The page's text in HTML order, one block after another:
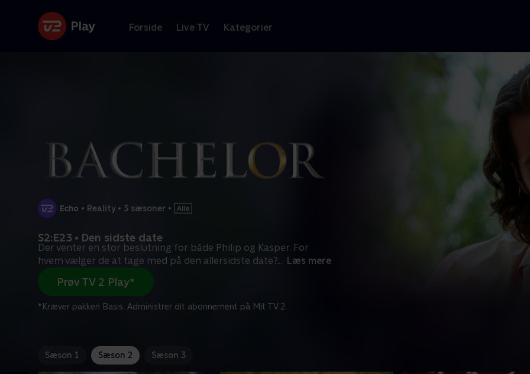
Forside Live TV Kategorier
• Reality • 3 sæsoner •
S2:E23 • Den sidste date
Der venter en stor beslutning for både Philip og Kasper. For
hvem vælger de at tage med på den allersidste date?... Læs mere
Prøv TV 2 Play*
*Kræver pakken Basis. Administrer dit abonnement på Mit TV 2.
Sæson 1 Sæson 2 Sæson 3